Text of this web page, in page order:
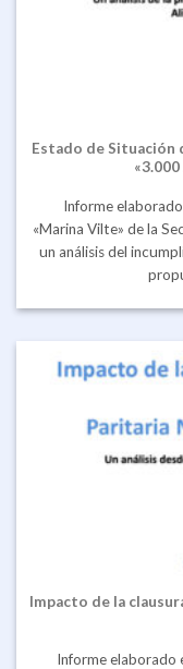
Estado de Situación
Informe
«Marina Vilte» de la
un análisis del
Impacto de la
Informe